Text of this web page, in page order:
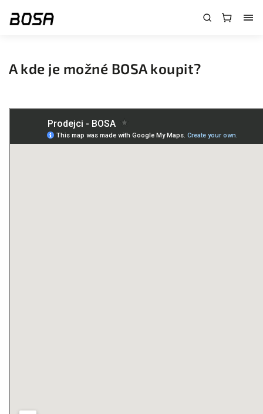
A kde je možné BOSA koupit?